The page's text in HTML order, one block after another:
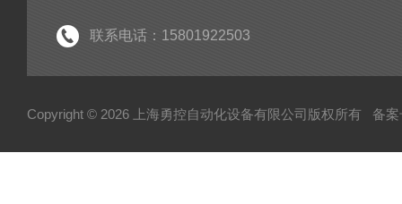
EK
WAGO
联系电话：15801922503
Copyright © 2026 上海勇控自动化设备有限公司版权所有 备案